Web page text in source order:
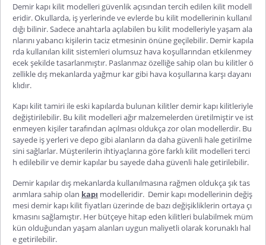
Demir kapı kilit modelleri güvenlik açısından tercih edilen kilit modell
eridir. Okullarda, iş yerlerinde ve evlerde bu kilit modellerinin kullanıl
dığı bilinir. Sadece anahtarla açılabilen bu kilit modelleriyle yaşam ala
nlarını yabancı kişilerin taciz etmesinin önüne geçilebilir. Demir kapıla
rda kullanılan kilit sistemleri olumsuz hava koşullarından etkilenmey
ecek şekilde tasarlanmıştır. Paslanmaz özelliğe sahip olan bu kilitler ö
zellikle dış mekanlarda yağmur kar gibi hava koşullarına karşı dayanı
klıdır.
Kapı kilit tamiri ile eski kapılarda bulunan kilitler demir kapı kilitleriyle
değiştirilebilir. Bu kilit modelleri ağır malzemelerden üretilmiştir ve ist
enmeyen kişiler tarafından açılması oldukça zor olan modellerdir. Bu
sayede iş yerleri ve depo gibi alanların da daha güvenli hale getirilme
sini sağlarlar. Müşterilerin ihtiyaçlarına göre farklı kilit modelleri terci
h edilebilir ve demir kapılar bu sayede daha güvenli hale getirilebilir.
Demir kapılar dış mekanlarda kullanılmasına rağmen oldukça şık tas
arımlara sahip olan kapı modelleridir. Demir kapı modellerinin değiş
mesidemir kapı kilit fiyatları üzerinde de bazı değişikliklerin ortaya çı
kmasını sağlamıştır. Her bütçeye hitap eden kilitleri bulabilmek müm
kün olduğundan yaşam alanları uygun maliyetli olarak korunaklı hal
e getirilebilir.